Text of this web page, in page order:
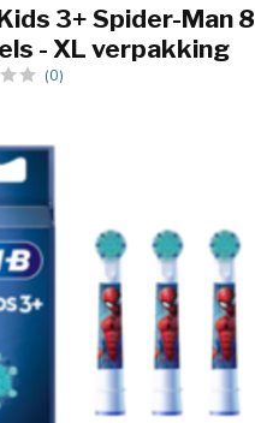
3+ Spider-Man 8
- XL verpakking
(0)